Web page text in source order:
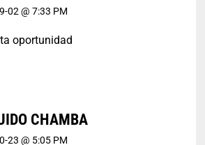
02 @ 7:33 PM
oportunidad
CHAMBA
23 @ 5:05 PM